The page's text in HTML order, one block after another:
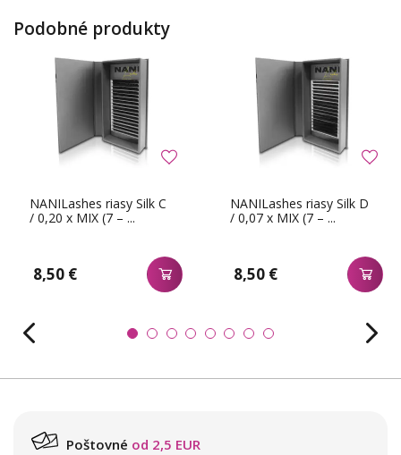
Podobné produkty
NANILashes riasy Silk C
/ 0,20 x MIX (7 – ...
8,50 €
NANILashes riasy Silk D
/ 0,07 x MIX (7 – ...
8,50 €
Poštovné od 2,5 EUR